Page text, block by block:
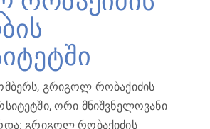
გრიგოლ რობაქიძის
ორი მნიშვნელოვანი
გრიგოლ რობაქიძის